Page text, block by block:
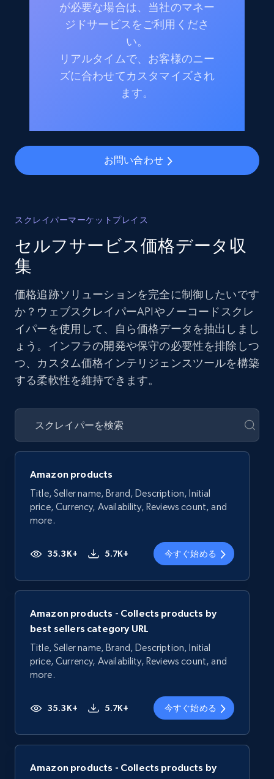
が必要な場合は、当社のマネー
ジドサービスをご利用くださ
い。
リアルタイムで、お客様のニー
ズに合わせてカスタマイズされ
ます。
お問い合わせ
スクレイパーマーケットプレイス
セルフサービス価格データ収
集
価格追跡ソリューションを完全に制御したいです
か？ウェブスクレイパーAPIやノーコードスクレ
イパーを使用して、自ら価格データを抽出しまし
ょう。インフラの開発や保守の必要性を排除しつ
つ、カスタム価格インテリジェンスツールを構築
する柔軟性を維持できます。
Amazon products
Title, Seller name, Brand, Description, Initial
price, Currency, Availability, Reviews count, and
more.
35.3K+ 5.7K+ 今すぐ始める
Amazon products - Collects products by
best sellers category URL
Title, Seller name, Brand, Description, Initial
price, Currency, Availability, Reviews count, and
more.
35.3K+ 5.7K+ 今すぐ始める
Amazon products - Collects products by